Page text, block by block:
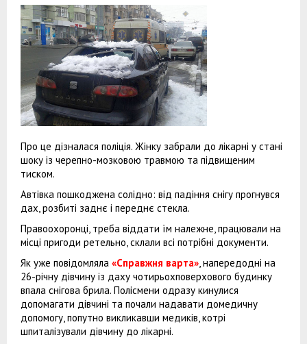
Про це дізналася поліція. Жінку забрали до лікарні у стані
шоку із черепно-мозковою травмою та підвищеним
тиском.
Автівка пошкоджена солідно: від падіння снігу прогнувся
дах, розбиті заднє і переднє стекла.
Правоохоронці, треба віддати їм належне, працювали на
місці пригоди ретельно, склали всі потрібні документи.
Як уже повідомляла «Справжня варта» , напередодні на
26-річну дівчину із даху чотирьохповерхового будинку
впала снігова брила. Полісмени одразу кинулися
допомагати дівчині та почали надавати домедичну
допомогу , попутно викликавши медиків, котрі
шпиталізували дівчину до лікарні.